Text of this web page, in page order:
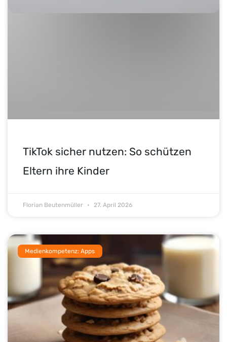
TikTok sicher nutzen: So schützen
Eltern ihre Kinder
Florian Beutenmüller 27. April 2026
Medienkompetenz: Apps